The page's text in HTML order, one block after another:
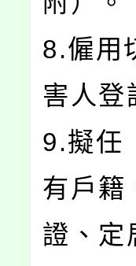
8.僱用
害人登
9.擬任
有戶籍
證、定